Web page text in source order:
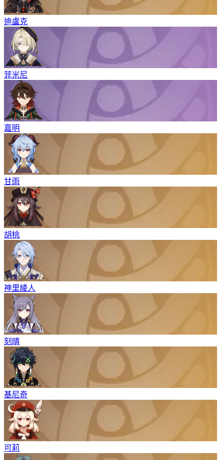
迪盧克
菲米尼
嘉明
甘雨
胡桃
神里綾人
刻晴
基尼奇
可莉